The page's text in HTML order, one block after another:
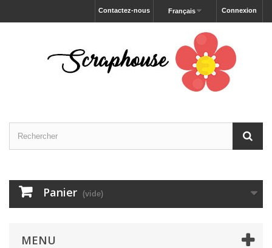
Connexion
Français
Contactez-nous
Panier (vide)
MENU